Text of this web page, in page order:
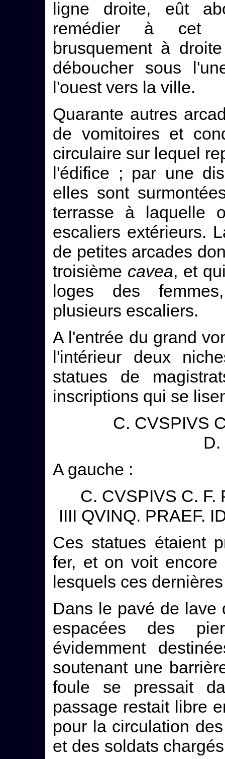
ligne droite, eût
remédier à cet
brusquement à
déboucher sous
l'ouest vers la ville.
Quarante autres
de vomitoires et
circulaire sur lequel
l'édifice ; par une
elles sont
terrasse à laquelle
escaliers extérieurs.
de petites arcades
troisième cavea, et
loges des
plusieurs escaliers.
A l'entrée du grand
l'intérieur deux
statues de
inscriptions qui se
C. CVSPIVS
D.
A gauche :
C. CVSPIVS C. F.
IIII QVINQ. PRAEF.
Ces statues étaient
fer, et on voit
lesquels ces
Dans le pavé de lave
espacées des
évidemment
soutenant une
foule se pressait
passage restait libre
pour la circulation
et des soldats